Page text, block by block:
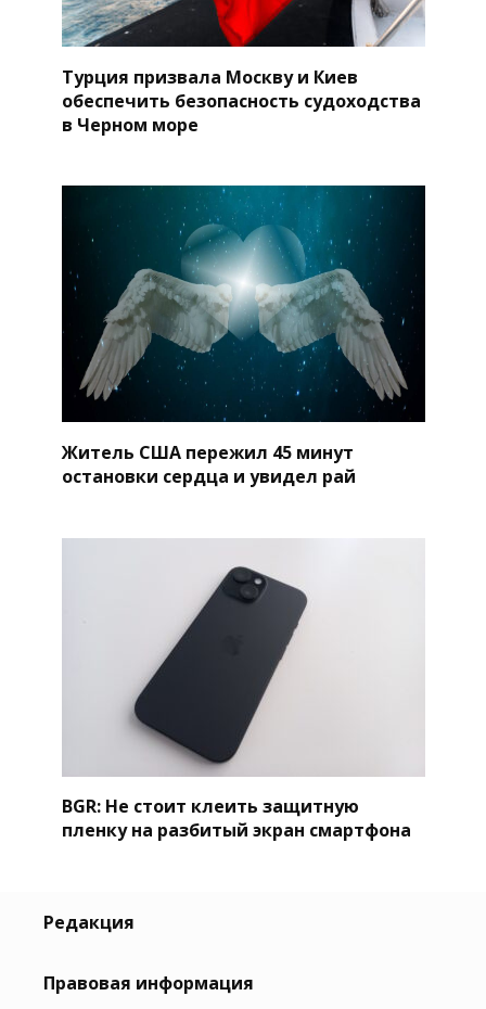
Турция призвала Москву и Киев
обеспечить безопасность судоходства
в Черном море
Житель США пережил 45 минут
остановки сердца и увидел рай
BGR: Не стоит клеить защитную
пленку на разбитый экран смартфона
Редакция
Правовая информация